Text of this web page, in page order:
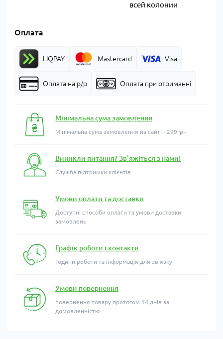
всей колонии
Оплата
LIQPAY Mastercard Visa
Оплата на р/р Оплата при отриманні
Мінімальна сума замовлення
Мінімальна сума замовлення на сайті - 299грн
Виникли питання? Зв'яжіться з нами!
Служба підтримки клієнтів
Умови оплати та доставки
Доступні способи оплати та умови доставки
замовлень
Графік роботи і контакти
Години роботи та інформація для зв'язку
Умови повернення
повернення товару протягом 14 днів за
домовленністю